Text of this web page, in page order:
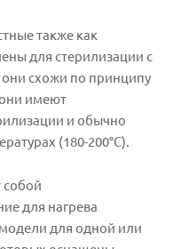
также как
для стерилизации с
схожи по принципу
имеют
и обычно
(180-200°C).
собой
для нагрева
для одной или